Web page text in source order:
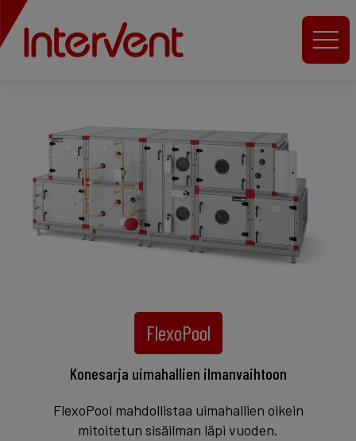
FlexoPool
Konesarja uimahallien ilmanvaihtoon
FlexoPool mahdollistaa uimahallien oikein
mitoitetun sisäilman läpi vuoden.